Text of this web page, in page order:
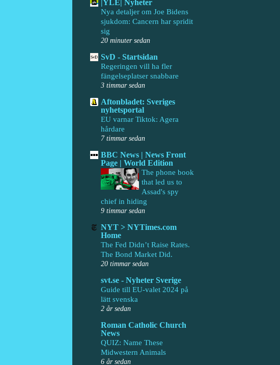
|YLE| Nyheter
Nya detaljer om Joe Bidens
sjukdom: Cancern har spridit
sig
20 minuter sedan
SvD - Startsidan
Regeringen vill ha fler
fängelseplatser snabbare
3 timmar sedan
Aftonbladet: Sveriges
nyhetsportal
EU varnar Tiktok: Agera
hårdare
7 timmar sedan
BBC News | News Front
Page | World Edition
The phone book
that led us to
Assad's spy
chief in hiding
9 timmar sedan
NYT > NYTimes.com
Home
The Fed Didn’t Raise Rates.
The Bond Market Did.
20 timmar sedan
svt.se - Nyheter Sverige
Guide till EU-valet 2024 på
lätt svenska
2 år sedan
Roman Catholic Church
News
QUIZ: Name These
Midwestern Animals
6 år sedan